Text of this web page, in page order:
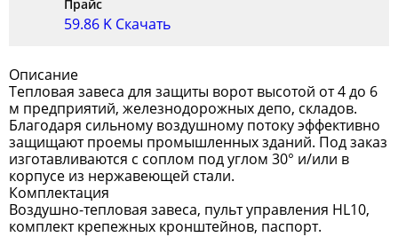
Прайс
59.86 K Скачать
Описание
Тепловая завеса для защиты ворот высотой от 4 до 6
м предприятий, железнодорожных депо, складов.
Благодаря сильному воздушному потоку эффективно
защищают проемы промышленных зданий. Под заказ
изготавливаются с соплом под углом 30° и/или в
корпусе из нержавеющей стали.
Комплектация
Воздушно-тепловая завеса, пульт управления HL10,
комплект крепежных кронштейнов, паспорт.